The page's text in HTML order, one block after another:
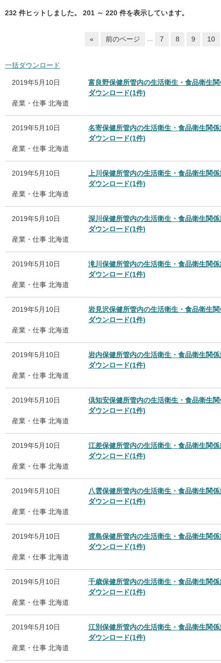
232 件ヒットしました。 201 ～ 220 件を表示しています。
« 前のページ ... 7 8 9 10
一括ダウンロード
2019年5月10日
富良野保健所管内の生活衛生・食品衛生
ダウンロード(1件)
産業・仕事 北海道
2019年5月10日
名寄保健所管内の生活衛生・食品衛生関
ダウンロード(1件)
産業・仕事 北海道
2019年5月10日
上川保健所管内の生活衛生・食品衛生関
ダウンロード(1件)
産業・仕事 北海道
2019年5月10日
深川保健所管内の生活衛生・食品衛生関
ダウンロード(1件)
産業・仕事 北海道
2019年5月10日
滝川保健所管内の生活衛生・食品衛生関
ダウンロード(1件)
産業・仕事 北海道
2019年5月10日
岩見沢保健所管内の生活衛生・食品衛生
ダウンロード(1件)
産業・仕事 北海道
2019年5月10日
岩内保健所管内の生活衛生・食品衛生関
ダウンロード(1件)
産業・仕事 北海道
2019年5月10日
倶知安保健所管内の生活衛生・食品衛生
ダウンロード(1件)
産業・仕事 北海道
2019年5月10日
江差保健所管内の生活衛生・食品衛生関
ダウンロード(1件)
産業・仕事 北海道
2019年5月10日
八雲保健所管内の生活衛生・食品衛生関
ダウンロード(1件)
産業・仕事 北海道
2019年5月10日
渡島保健所管内の生活衛生・食品衛生関
ダウンロード(1件)
産業・仕事 北海道
2019年5月10日
千歳保健所管内の生活衛生・食品衛生関
ダウンロード(1件)
産業・仕事 北海道
2019年5月10日
江別保健所管内の生活衛生・食品衛生関
ダウンロード(1件)
産業・仕事 北海道